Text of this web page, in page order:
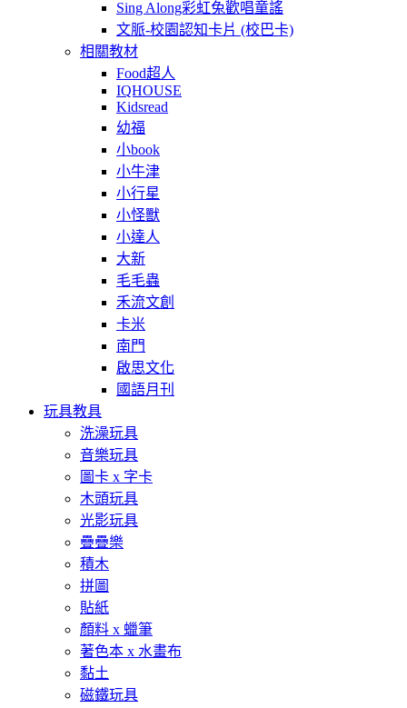
Sing Along彩虹兔歡唱童謠
文脈-校園認知卡片 (校巴卡)
相關教材
Food超人
IQHOUSE
Kidsread
幼福
小book
小牛津
小行星
小怪獸
小達人
大新
毛毛蟲
禾流文創
卡米
南門
啟思文化
國語月刊
玩具教具
洗澡玩具
音樂玩具
圖卡 x 字卡
木頭玩具
光影玩具
疊疊樂
積木
拼圖
貼紙
顏料 x 蠟筆
著色本 x 水畫布
黏土
磁鐵玩具